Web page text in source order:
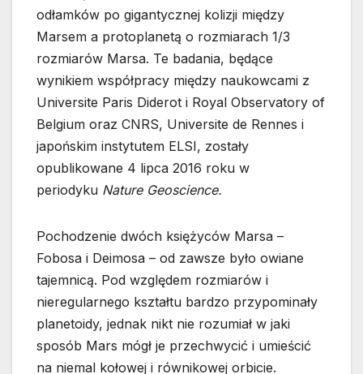
odłamków po gigantycznej kolizji między
Marsem a protoplanetą o rozmiarach 1/3
rozmiarów Marsa. Te badania, będące
wynikiem współpracy między naukowcami z
Universite Paris Diderot i Royal Observatory of
Belgium oraz CNRS, Universite de Rennes i
japońskim instytutem ELSI, zostały
opublikowane 4 lipca 2016 roku w
periodyku Nature Geoscience.
Pochodzenie dwóch księżyców Marsa –
Fobosa i Deimosa – od zawsze było owiane
tajemnicą. Pod względem rozmiarów i
nieregularnego kształtu bardzo przypominały
planetoidy, jednak nikt nie rozumiał w jaki
sposób Mars mógł je przechwycić i umieścić
na niemal kołowej i równikowej orbicie.